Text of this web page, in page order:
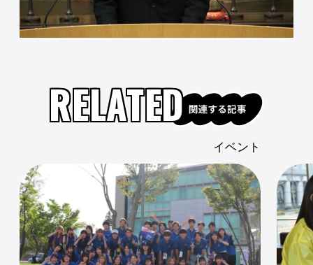
RELATED
イベント